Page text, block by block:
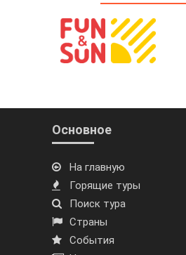
Основное
На главную
Горящие туры
Поиск тура
Страны
События